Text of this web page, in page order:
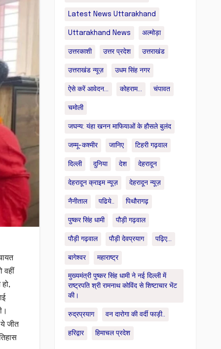
वहीं
जीत
Latest News Uttarakhand
Uttarakhand News अल्मोड़ा
उत्तरकाशी उत्तर प्रदेश उत्तराखंड
उत्तराखंड न्यूज़ उधम सिंह नगर
ऐसे करें आवेदन... कोहराम... चंपावत
चमोली
जघन्य: यंहा खनन माफियाओं के हौसले बुलंद
जम्मू-कश्मीर जानिए टिहरी गढ़वाल
दिल्ली दुनिया देश देहरादून
देहरादून क्राइम न्यूज़ देहरादून न्यूज़
नैनीताल पढिये.. पिथौरागढ़
पुष्कर सिंह धामी पौड़ी गढ़वाल
पौड़ी गढ़वाल पौड़ी देवप्रयाग पढ़िए...
बागेश्वर महाराष्ट्र
मुख्यमंत्री पुष्कर सिंह धामी ने नई दिल्ली में
राष्ट्रपति श्री रामनाथ कोविंद से शिष्टाचार भेंट
की।
रुद्रप्रयाग वन दारोगा की वर्दी फाड़ी..
हरिद्वार हिमाचल प्रदेश